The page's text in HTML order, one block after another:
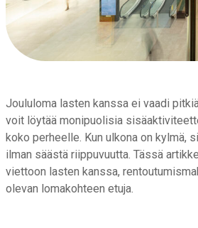
Joululoma lasten kanssa ei vaadi
voit löytää monipuolisia
koko perheelle. Kun ulkona on kylmä,
ilman säästä riippuvuutta. Tässä
viettoon lasten kanssa,
olevan lomakohteen etuja.